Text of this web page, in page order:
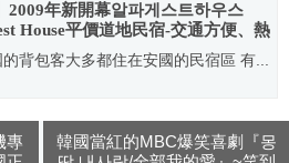
2009年新開幕알파게스트하우스
House平價道地民宿-交通方便、熱
閉店)
背包客大多都住在安國的民宿區 有...
專
韓國當紅的MBC爆笑喜劇『몽